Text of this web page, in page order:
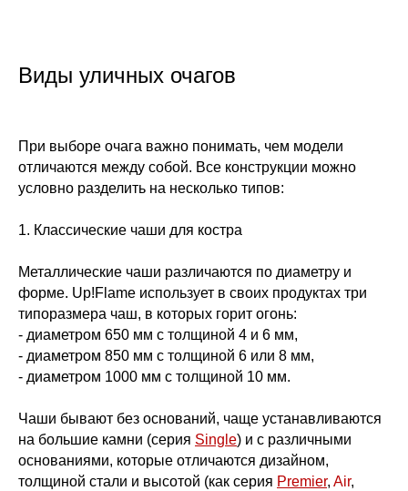
Виды уличных очагов
При выборе очага важно понимать, чем модели
отличаются между собой. Все конструкции можно
условно разделить на несколько типов:
1. Классические чаши для костра
Металлические чаши различаются по диаметру и
форме. Up!Flame использует в своих продуктах три
типоразмера чаш, в которых горит огонь:
- диаметром 650 мм с толщиной 4 и 6 мм,
- диаметром 850 мм с толщиной 6 или 8 мм,
- диаметром 1000 мм с толщиной 10 мм.
Чаши бывают без оснований, чаще устанавливаются
на большие камни (серия Single) и с различными
основаниями, которые отличаются дизайном,
толщиной стали и высотой (как серия Premier, Air,